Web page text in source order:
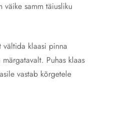
samm täiusliku
klaasi pinna
Puhas klaas
vastab kõrgetele